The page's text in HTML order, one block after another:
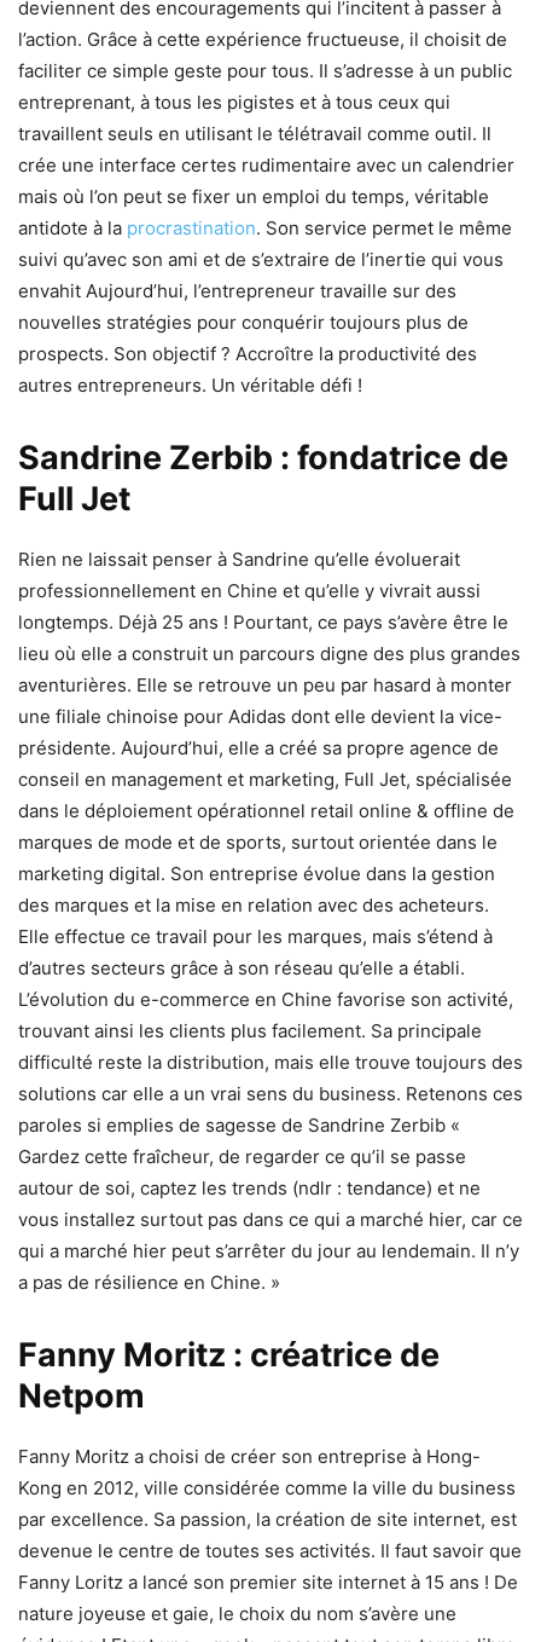
deviennent des encouragements qui l’incitent à passer à
l’action. Grâce à cette expérience fructueuse, il choisit de
faciliter ce simple geste pour tous. Il s’adresse à un public
entreprenant, à tous les pigistes et à tous ceux qui
travaillent seuls en utilisant le télétravail comme outil. Il
crée une interface certes rudimentaire avec un calendrier
mais où l’on peut se fixer un emploi du temps, véritable
antidote à la procrastination. Son service permet le même
suivi qu’avec son ami et de s’extraire de l’inertie qui vous
envahit Aujourd’hui, l’entrepreneur travaille sur des
nouvelles stratégies pour conquérir toujours plus de
prospects. Son objectif ? Accroître la productivité des
autres entrepreneurs. Un véritable défi !
Sandrine Zerbib : fondatrice de
Full Jet
Rien ne laissait penser à Sandrine qu’elle évoluerait
professionnellement en Chine et qu’elle y vivrait aussi
longtemps. Déjà 25 ans ! Pourtant, ce pays s’avère être le
lieu où elle a construit un parcours digne des plus grandes
aventurières. Elle se retrouve un peu par hasard à monter
une filiale chinoise pour Adidas dont elle devient la vice-
présidente. Aujourd’hui, elle a créé sa propre agence de
conseil en management et marketing, Full Jet, spécialisée
dans le déploiement opérationnel retail online & offline de
marques de mode et de sports, surtout orientée dans le
marketing digital. Son entreprise évolue dans la gestion
des marques et la mise en relation avec des acheteurs.
Elle effectue ce travail pour les marques, mais s’étend à
d’autres secteurs grâce à son réseau qu’elle a établi.
L’évolution du e-commerce en Chine favorise son activité,
trouvant ainsi les clients plus facilement. Sa principale
difficulté reste la distribution, mais elle trouve toujours des
solutions car elle a un vrai sens du business. Retenons ces
paroles si emplies de sagesse de Sandrine Zerbib «
Gardez cette fraîcheur, de regarder ce qu’il se passe
autour de soi, captez les trends (ndlr : tendance) et ne
vous installez surtout pas dans ce qui a marché hier, car ce
qui a marché hier peut s’arrêter du jour au lendemain. Il n’y
a pas de résilience en Chine. »
Fanny Moritz : créatrice de
Netpom
Fanny Moritz a choisi de créer son entreprise à Hong-
Kong en 2012, ville considérée comme la ville du business
par excellence. Sa passion, la création de site internet, est
devenue le centre de toutes ses activités. Il faut savoir que
Fanny Loritz a lancé son premier site internet à 15 ans ! De
nature joyeuse et gaie, le choix du nom s’avère une